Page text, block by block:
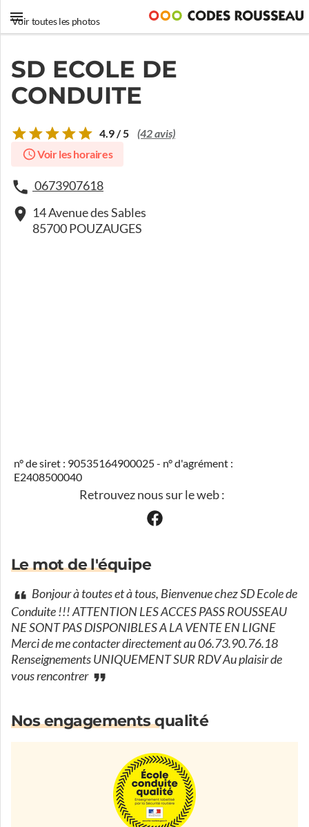
Voir toutes les photos
SD ECOLE DE
CONDUITE
4.9 / 5 (42 avis)
Voir les horaires
0673907618
14 Avenue des Sables
85700 POUZAUGES
n° de siret : 90535164900025 - n° d'agrément :
E2408500040
Retrouvez nous sur le web :
Le mot de l'équipe
Bonjour à toutes et à tous, Bienvenue chez SD Ecole de
Conduite !!! ATTENTION LES ACCES PASS ROUSSEAU
NE SONT PAS DISPONIBLES A LA VENTE EN LIGNE
Merci de me contacter directement au 06.73.90.76.18
Renseignements UNIQUEMENT SUR RDV Au plaisir de
vous rencontrer
Nos engagements qualité